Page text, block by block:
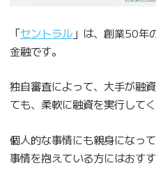
「セントラル」は、創業50年
金融です。
独自審査によって、大手が融
ても、柔軟に融資を実行してく
個人的な事情にも親身になっ
事情を抱えている方にはおす